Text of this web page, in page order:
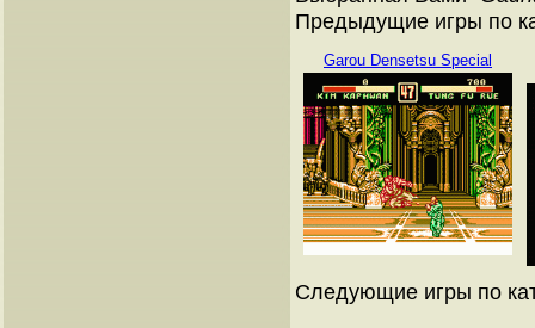
Предыдущие игры по
Garou Densetsu Special
Следующие игры по